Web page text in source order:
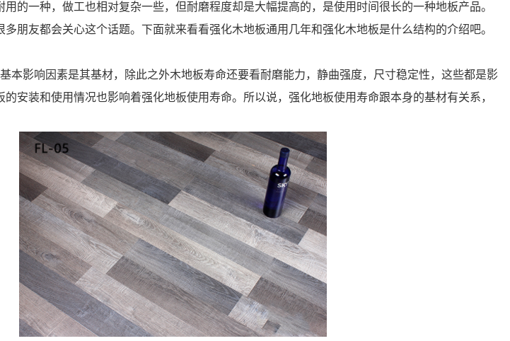
的一种，做工也相对复杂一些，但耐磨程度却是大幅提高的，是使用时间很长的一种地板产品。
朋友都会关心这个话题。下面就来看看强化木地板通用几年和强化木地板是什么结构的介绍吧。
本影响因素是其基材，除此之外木地板寿命还要看耐磨能力，静曲强度，尺寸稳定性，这些都是影
安装和使用情况也影响着强化地板使用寿命。所以说，强化地板使用寿命跟本身的基材有关系，